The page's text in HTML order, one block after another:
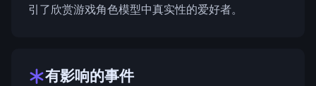
引了欣赏游戏角色模型中真实性的爱好者。
有影响的事件